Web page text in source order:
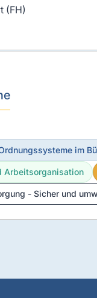
(FH)
im
Arbeitsorganisation
- Sicher und